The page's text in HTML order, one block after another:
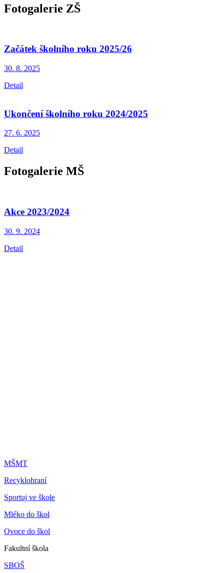
Fotogalerie ZŠ
Začátek školního roku 2025/26
30. 8. 2025
Detail
Ukončení školního roku 2024/2025
27. 6. 2025
Detail
Fotogalerie MŠ
Akce 2023/2024
30. 9. 2024
Detail
MŠMT
Recyklohraní
Sportuj ve škole
Mléko do škol
Ovoce do škol
Fakultní škola
SBOŠ